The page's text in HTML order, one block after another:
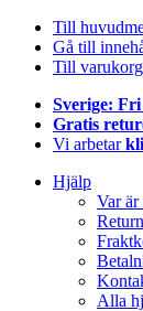
Till
Gå till
Till
Sverige:
Gratis
Vi arbetar
Hjälp
Var är
Alla